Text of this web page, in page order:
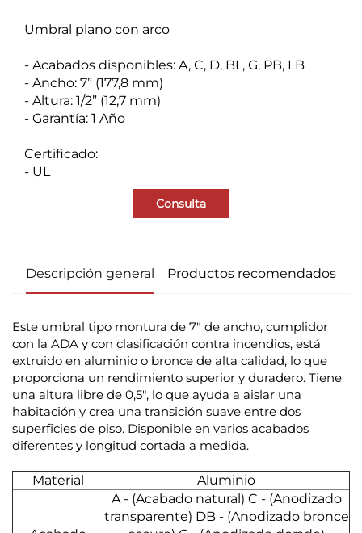
Umbral plano con arco
- Acabados disponibles: A, C, D, BL, G, PB, LB
- Ancho: 7” (177,8 mm)
- Altura: 1/2” (12,7 mm)
- Garantía: 1 Año
Certificado:
- UL
Consulta
Descripción general Productos recomendados
Este umbral tipo montura de 7" de ancho, cumplidor
con la ADA y con clasificación contra incendios, está
extruido en aluminio o bronce de alta calidad, lo que
proporciona un rendimiento superior y duradero. Tiene
una altura libre de 0,5", lo que ayuda a aislar una
habitación y crea una transición suave entre dos
superficies de piso. Disponible en varios acabados
diferentes y longitud cortada a medida.
Material Aluminio
A - (Acabado natural) C - (Anodizado
transparente) DB - (Anodizado bronce